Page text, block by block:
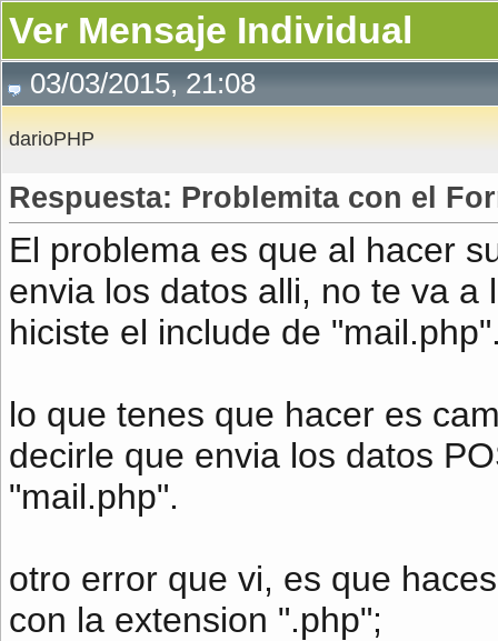
Ver Mensaje Individual
03/03/2015, 21:08
darioPHP
Respuesta: Problemita con el
El problema es que al hacer
envia los datos alli, no te va
hiciste el include de
lo que tenes que hacer es
decirle que envia los datos
"mail.php".
otro error que vi, es que
con la extension ".php";